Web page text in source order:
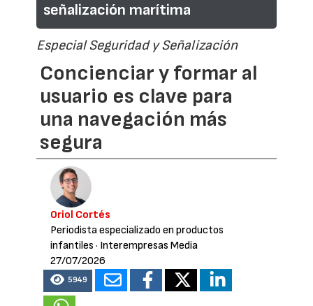
señalización marítima
Especial Seguridad y Señalización
Concienciar y formar al
usuario es clave para
una navegación más
segura
Oriol Cortés
Periodista especializado en productos
infantiles · Interempresas Media
27/07/2026
5949